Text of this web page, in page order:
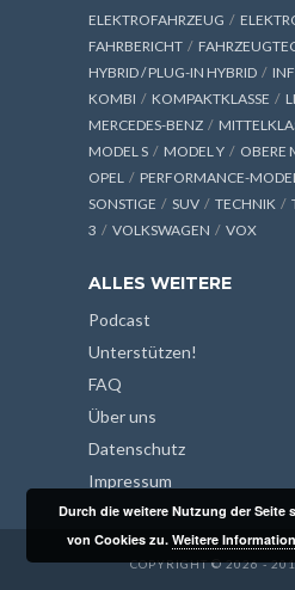
ELEKTROFAHRZEUG
FAHRBERICHT
HYBRID / PLUG-IN HYBRID
KOMBI
KOMPAKTKLASSE
MERCEDES-BENZ
MODEL S
MODEL Y
OBERE
OPEL
PERFORMANCE-
SONSTIGE
SUV TECHNIK
3
VOLKSWAGEN VOX
ALLES WEITERE
Podcast
Unterstützen!
FAQ
Über uns
Datenschutz
Impressum
COPYRIGHT © 2026 -
Durch die weitere Nutzung der Seite
von Cookies zu.Weitere